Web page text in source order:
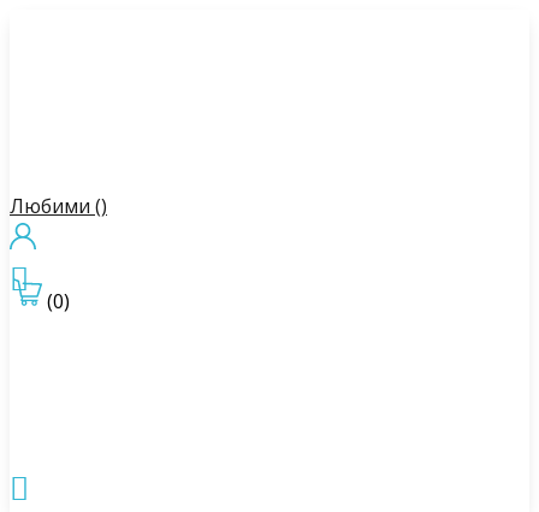
Любими ()
(0)

